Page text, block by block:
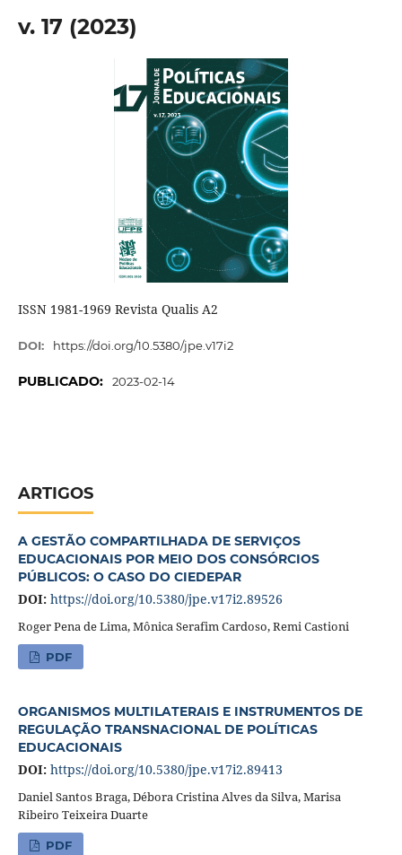
v. 17 (2023)
ISSN 1981-1969 Revista Qualis A2
DOI: https://doi.org/10.5380/jpe.v17i2
PUBLICADO: 2023-02-14
ARTIGOS
A GESTÃO COMPARTILHADA DE SERVIÇOS
EDUCACIONAIS POR MEIO DOS CONSÓRCIOS
PÚBLICOS: O CASO DO CIEDEPAR
DOI: https://doi.org/10.5380/jpe.v17i2.89526
Roger Pena de Lima, Mônica Serafim Cardoso, Remi Castioni
PDF
ORGANISMOS MULTILATERAIS E INSTRUMENTOS DE
REGULAÇÃO TRANSNACIONAL DE POLÍTICAS
EDUCACIONAIS
DOI: https://doi.org/10.5380/jpe.v17i2.89413
Daniel Santos Braga, Débora Cristina Alves da Silva, Marisa
Ribeiro Teixeira Duarte
PDF